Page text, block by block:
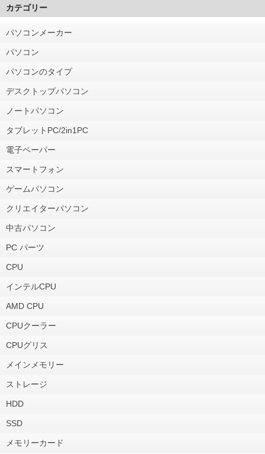
カテゴリー
パソコンメーカー
パソコン
パソコンのタイプ
デスクトップパソコン
ノートパソコン
タブレットPC/2in1PC
電子ペーパー
スマートフォン
ゲームパソコン
クリエイターパソコン
中古パソコン
PC パーツ
CPU
インテルCPU
AMD CPU
CPUクーラー
CPUグリス
メインメモリー
ストレージ
HDD
SSD
メモリーカード